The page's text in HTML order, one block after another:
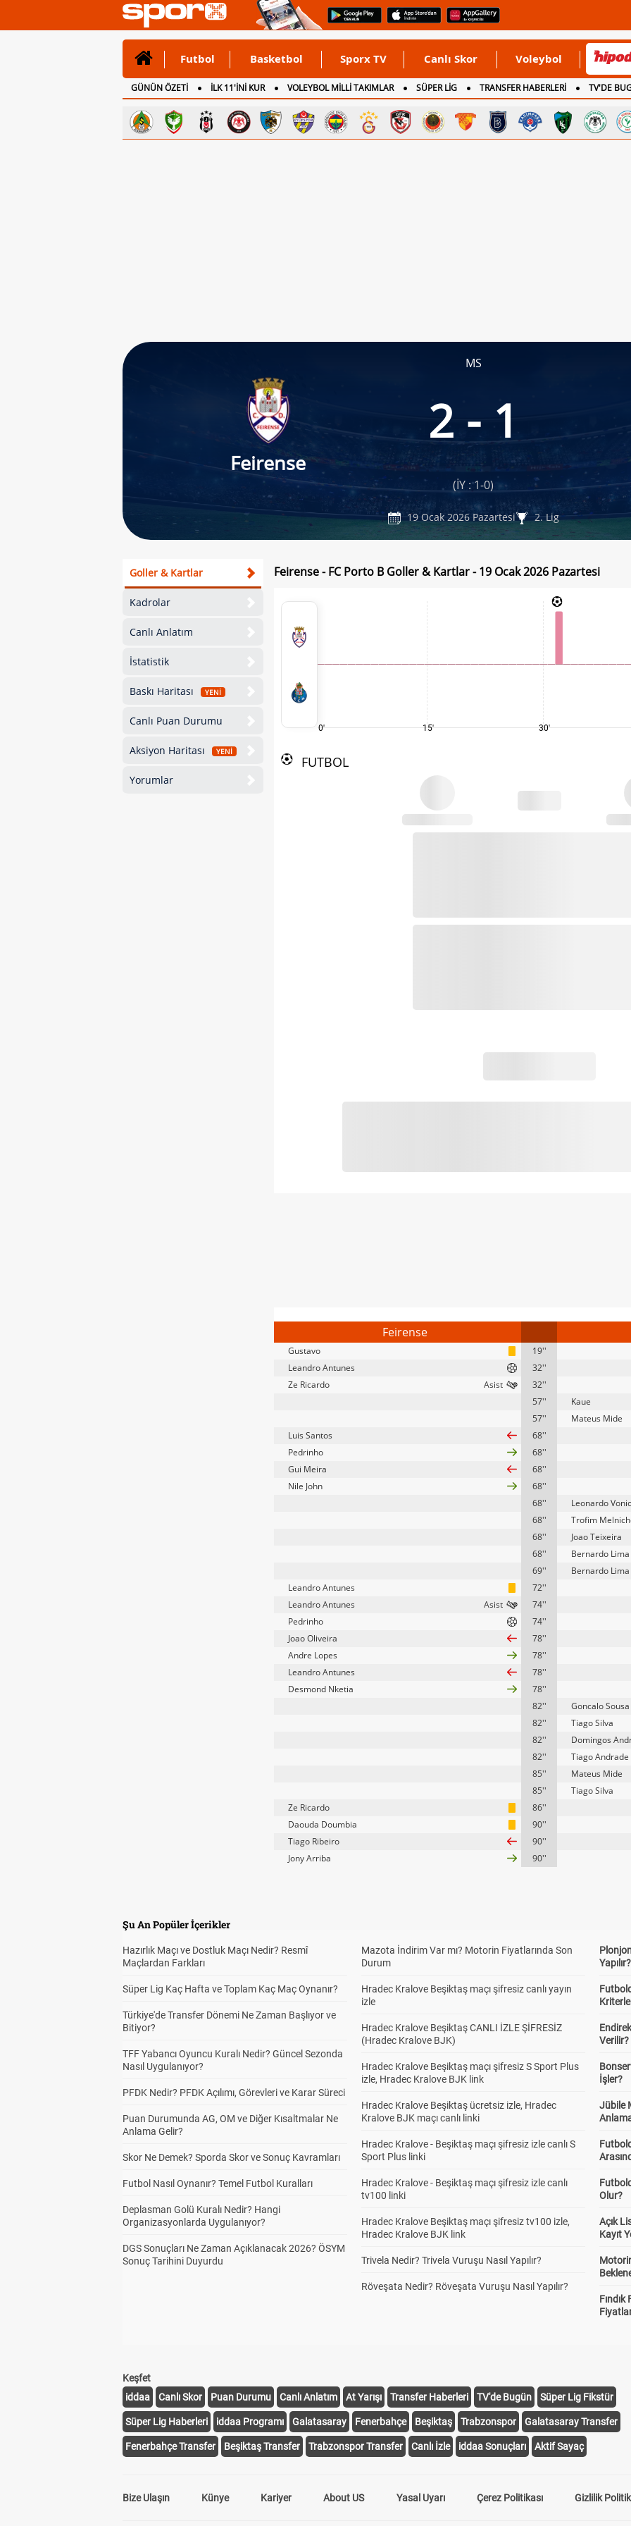
Futbol Basketbol Sporx TV Canlı Skor Voleybol
GÜNÜN ÖZETİ İLK 11'İNİ KUR VOLEYBOL MİLLİ TAKIMLAR SÜPER LİG TRANSFER HABERLERİ
TV'DE
CANLI ANLATIM
İNGİLTERE
MS
Feirense
2 - 1
(İY : 1-0)
19 Ocak 2026 Pazartesi 2. Lig
Goller & Kartlar
Kadrolar
Canlı Anlatım
İstatistik
Baskı Haritası YENİ
Canlı Puan Durumu
Aksiyon Haritası YENİ
Yorumlar
Feirense - FC Porto B Goller & Kartlar - 19 Ocak 2026 Pazartesi
0' 15' 30'
FUTBOL
Feirense
Gustavo
19''
Leandro Antunes
32''
Ze Ricardo
32''
57''
Kaue
57''
Mateus Mide
Luis Santos
68''
Pedrinho
68''
Gui Meira
68''
Nile John
68''
68''
Leonardo Vonic
68''
Trofim
68''
Joao Teixeira
68''
Bernardo Lima
69''
Bernardo Lima
Leandro Antunes
72''
Leandro Antunes
74''
Pedrinho
74''
Joao Oliveira
78''
Andre Lopes
78''
Leandro Antunes
78''
Desmond Nketia
78''
82''
Goncalo Sousa
82''
Tiago Silva
82''
Domingos
82''
Tiago Andrade
85''
Mateus Mide
85''
Tiago Silva
Ze Ricardo
86''
Daouda Doumbia
90''
Tiago Ribeiro
90''
Jony Arriba
90''
Şu An Popüler İçerikler
Hazırlık Maçı ve Dostluk Maçı Nedir? Resmî
Maçlardan Farkları
Süper Lig Kaç Hafta ve Toplam Kaç Maç Oynanır?
Türkiye'de Transfer Dönemi Ne Zaman Başlıyor ve
Bitiyor?
TFF Yabancı Oyuncu Kuralı Nedir? Güncel Sezonda
Nasıl Uygulanıyor?
PFDK Nedir? PFDK Açılımı, Görevleri ve Karar Süreci
Puan Durumunda AG, OM ve Diğer Kısaltmalar Ne
Anlama Gelir?
Skor Ne Demek? Sporda Skor ve Sonuç Kavramları
Futbol Nasıl Oynanır? Temel Futbol Kuralları
Deplasman Golü Kuralı Nedir? Hangi
Organizasyonlarda Uygulanıyor?
DGS Sonuçları Ne Zaman Açıklanacak 2026? ÖSYM
Sonuç Tarihini Duyurdu
Mazota İndirim Var mı? Motorin Fiyatlarında Son
Durum
Hradec Kralove Beşiktaş maçı şifresiz canlı yayın
izle
Hradec Kralove Beşiktaş CANLI İZLE ŞİFRESİZ
(Hradec Kralove BJK)
Hradec Kralove Beşiktaş maçı şifresiz S Sport Plus
izle, Hradec Kralove BJK link
Hradec Kralove Beşiktaş ücretsiz izle, Hradec
Kralove BJK maçı canlı linki
Hradec Kralove - Beşiktaş maçı şifresiz izle canlı S
Sport Plus linki
Hradec Kralove - Beşiktaş maçı şifresiz izle canlı
tv100 linki
Hradec Kralove Beşiktaş maçı şifresiz tv100 izle,
Hradec Kralove BJK link
Trivela Nedir? Trivela Vuruşu Nasıl Yapılır?
Röveşata Nedir? Röveşata Vuruşu Nasıl Yapılır?
Yapılır?
Verilir?
İşler?
Jübile
Olur?
Açık
Kayıt
Fındık
Keşfet
iddaa
Canlı Skor Puan Durumu Canlı Anlatım At Yarışı Transfer Haberleri TV'de Bugün Süper Lig Fikstür
Süper Lig Haberleri iddaa Programı Galatasaray Fenerbahçe Beşiktaş Trabzonspor Galatasaray Transfer
Fenerbahçe Transfer Beşiktaş Transfer Trabzonspor Transfer Canlı İzle iddaa Sonuçları Aktif Sayaç
Bize Ulaşın Künye Kariyer About US Yasal Uyarı Çerez Politikası Gizlilik